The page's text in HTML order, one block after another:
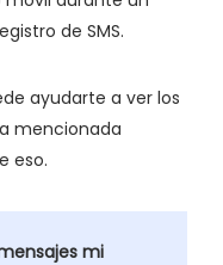
de SMS.
ayudarte a ver los
mencionada
eso.
mi